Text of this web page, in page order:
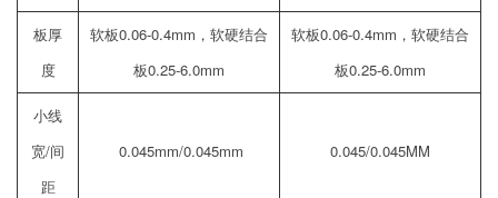
板厚
度
软板0.06-0.4mm，软硬结合
板0.25-6.0mm
软板0.06-0.4mm，软硬结合
板0.25-6.0mm
小线
宽/间
距
0.045mm/0.045mm 0.045/0.045MM